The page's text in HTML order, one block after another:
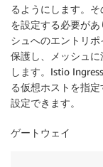
るようにします。
を設定する必要が
シュへのエントリ
保護し、メッシュ
します。Istio
る仮想ホストを指
設定できます。
ゲートウェイ